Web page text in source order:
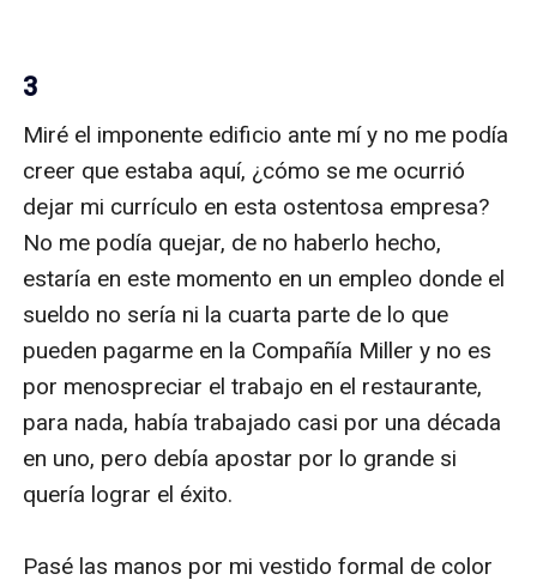
3
Miré el imponente edificio ante mí y no me podía
creer que estaba aquí, ¿cómo se me ocurrió
dejar mi currículo en esta ostentosa empresa?
No me podía quejar, de no haberlo hecho,
estaría en este momento en un empleo donde el
sueldo no sería ni la cuarta parte de lo que
pueden pagarme en la Compañía Miller y no es
por menospreciar el trabajo en el restaurante,
para nada, había trabajado casi por una década
en uno, pero debía apostar por lo grande si
quería lograr el éxito.
Pasé las manos por mi vestido formal de color